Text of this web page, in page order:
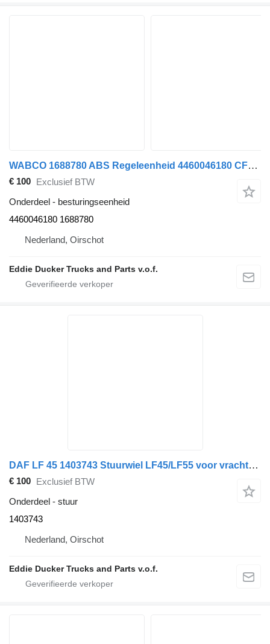
WABCO 1688780 ABS Regeleenheid 4460046180 CF65II-IV/LF45/LF55 besturingseenheid voor DAF CF65(II-IV)/LF45/LF55 vrachtwagen
€ 100 Exclusief BTW
Onderdeel - besturingseenheid
4460046180 1688780
Nederland, Oirschot
Eddie Ducker Trucks and Parts v.o.f.
DAF LF 45 1403743 Stuurwiel LF45/LF55 voor vrachtwagen
€ 100 Exclusief BTW
Onderdeel - stuur
1403743
Nederland, Oirschot
Eddie Ducker Trucks and Parts v.o.f.